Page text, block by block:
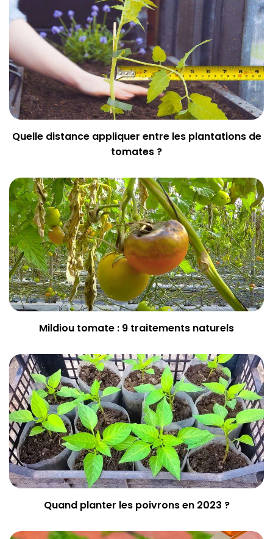
Quelle distance appliquer entre les plantations de
tomates ?
Mildiou tomate : 9 traitements naturels
Quand planter les poivrons en 2023 ?